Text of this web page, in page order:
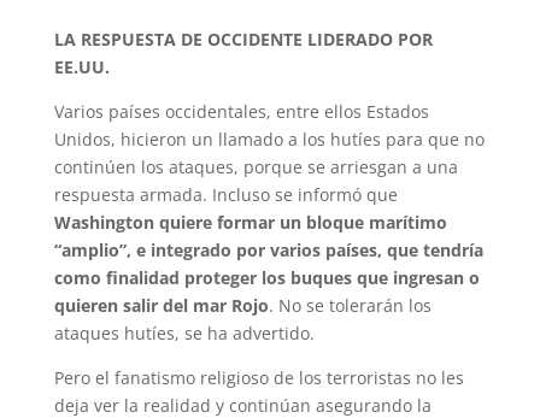
LA RESPUESTA DE OCCIDENTE LIDERADO POR
EE.UU.
Varios países occidentales, entre ellos Estados
Unidos, hicieron un llamado a los hutíes para que no
continúen los ataques, porque se arriesgan a una
respuesta armada. Incluso se informó que
Washington quiere formar un bloque marítimo
“amplio”, e integrado por varios países, que tendría
como finalidad proteger los buques que ingresan o
quieren salir del mar Rojo. No se tolerarán los
ataques hutíes, se ha advertido.
Pero el fanatismo religioso de los terroristas no les
deja ver la realidad y continúan asegurando la